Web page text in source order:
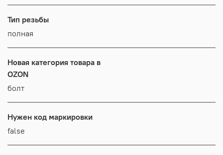
Тип резьбы
полная
Новая категория товара в
OZON
болт
Нужен код маркировки
false